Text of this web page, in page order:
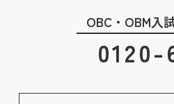
OBC・OBM入
0120-